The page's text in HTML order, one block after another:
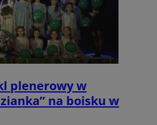
plenerowy w
na boisku w